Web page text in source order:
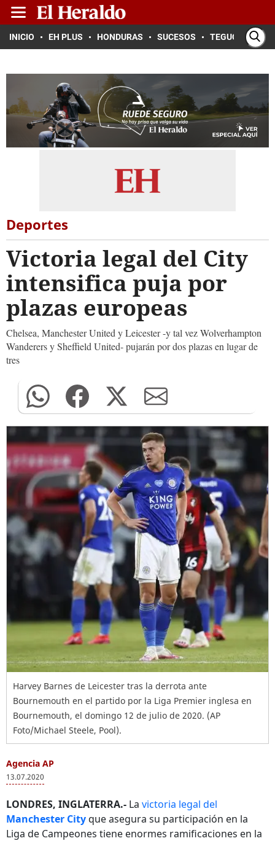
INICIO EH PLUS HONDURAS SUCESOS TEGUCIGALPA
Deportes
Victoria legal del City
intensifica puja por
plazas europeas
Chelsea, Manchester United y Leicester -y tal vez Wolverhampton
Wanderers y Sheffield United- pujarán por dos plazas en lugar de
tres
Harvey Barnes de Leicester tras la derrota ante
Bournemouth en el partido por la Liga Premier inglesa en
Bournemouth, el domingo 12 de julio de 2020. (AP
Foto/Michael Steele, Pool).
Agencia AP
13.07.2020
LONDRES, INGLATERRA.- La victoria legal del
Manchester Cityque asegura su participación en la
Liga de Campeones tiene enormes ramificaciones en la